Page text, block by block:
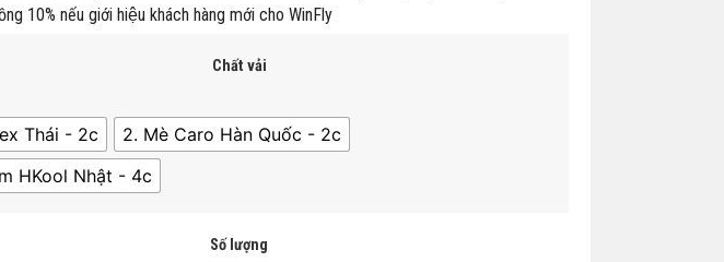
10% nếu giới hiệu khách hàng mới cho WinFly
Chất vải
Thái - 2c
2. Mè Caro Hàn Quốc - 2c
HKool Nhật - 4c
Số lượng